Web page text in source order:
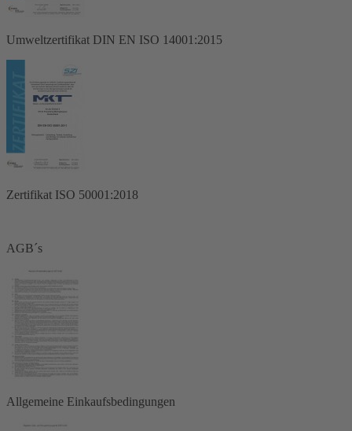
Umweltzertifikat DIN EN ISO 14001:2015
Zertifikat ISO 50001:2018
AGB´s
Allgemeine Einkaufsbedingungen